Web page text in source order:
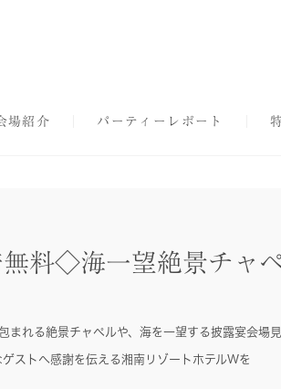
場紹介 パーティーレポート
無料◇海一望絶景チャ
れる絶景チャペルや、海を一望する披露宴会場
ストへ感謝を伝える湘南リゾートホテルWを